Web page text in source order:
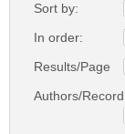
Sort by:
In order:
Results/Page
Authors/